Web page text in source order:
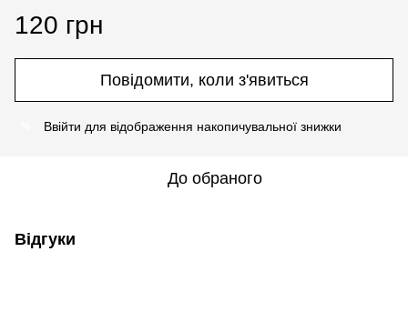
120 грн
Повідомити, коли з'явиться
Ввійти для відображення накопичувальної знижки
До обраного
Відгуки